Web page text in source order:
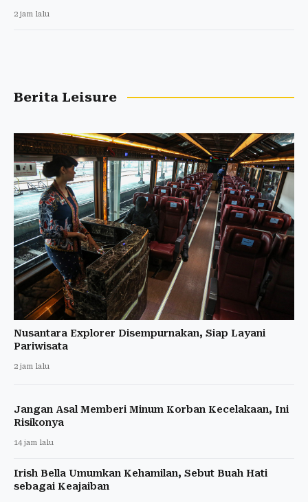
2 jam lalu
Berita Leisure
Nusantara Explorer Disempurnakan, Siap Layani
Pariwisata
2 jam lalu
Jangan Asal Memberi Minum Korban Kecelakaan, Ini
Risikonya
14 jam lalu
Irish Bella Umumkan Kehamilan, Sebut Buah Hati
sebagai Keajaiban